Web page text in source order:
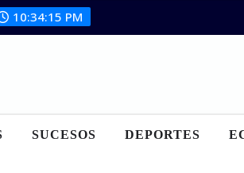
10:34:16 PM
SUCESOS DEPORTES